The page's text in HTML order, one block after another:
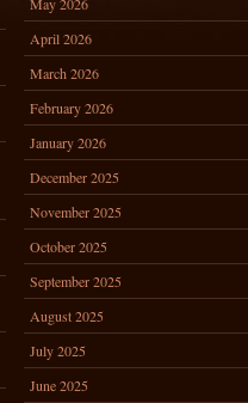
April 2026
March 2026
February 2026
January 2026
December 2025
November 2025
October 2025
September 2025
August 2025
July 2025
June 2025